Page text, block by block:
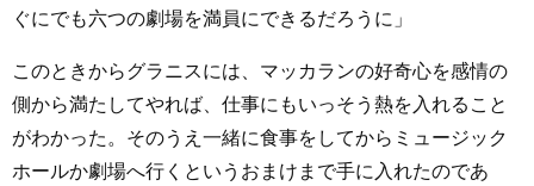
ぐにでも六つの劇場を満員にできるだろうに」
このときからグラニスには、マッカランの好奇心を感情の
側から満たしてやれば、仕事にもいっそう熱を入れること
がわかった。そのうえ一緒に食事をしてからミュージック
ホールか劇場へ行くというおまけまで手に入れたのであ